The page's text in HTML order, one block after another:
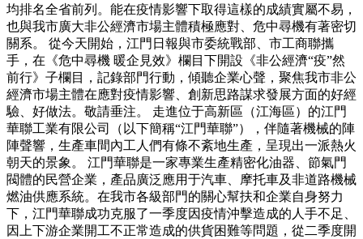
均排名全省前列。能在疫情影響下取得這樣的成績實屬不易，
也與我市廣大非公經濟市場主體積極應對、危中尋機有著密切
關系。 從今天開始，江門日報與市委統戰部、市工商聯攜
手，在《危中尋機 暖企見效》欄目下開設《非公經濟“疫”然
前行》子欄目，記錄部門行動，傾聽企業心聲，聚焦我市非公
經濟市場主體在應對疫情影響、創新思路謀求發展方面的好經
驗、好做法。敬請垂注。 走進位于高新區（江海區）的江門
華聯工業有限公司（以下簡稱“江門華聯”），伴隨著機械的陣
陣聲響，生產車間內工人們有條不紊地生產，呈現出一派熱火
朝天的景象。 江門華聯是一家專業生產精密化油器、節氣門
閥體的民營企業，產品廣泛應用于汽車、摩托車及非道路機械
燃油供應系統。在我市各級部門的關心幫扶和企業自身努力
下，江門華聯成功克服了一季度因疫情沖擊造成的人手不足、
因上下游企業開工不正常造成的供貨困難等問題，從二季度開